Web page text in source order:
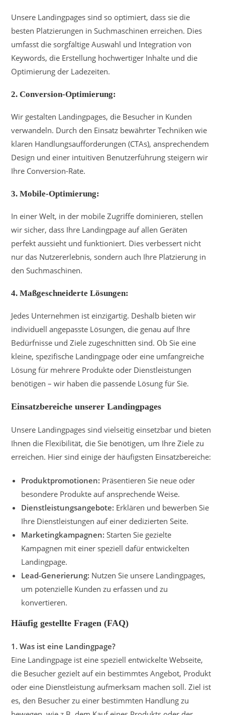
Unsere Landingpages sind so optimiert, dass sie die
besten Platzierungen in Suchmaschinen erreichen. Dies
umfasst die sorgfältige Auswahl und Integration von
Keywords, die Erstellung hochwertiger Inhalte und die
Optimierung der Ladezeiten.
2. Conversion-Optimierung:
Wir gestalten Landingpages, die Besucher in Kunden
verwandeln. Durch den Einsatz bewährter Techniken wie
klaren Handlungsaufforderungen (CTAs), ansprechendem
Design und einer intuitiven Benutzerführung steigern wir
Ihre Conversion-Rate.
3. Mobile-Optimierung:
In einer Welt, in der mobile Zugriffe dominieren, stellen
wir sicher, dass Ihre Landingpage auf allen Geräten
perfekt aussieht und funktioniert. Dies verbessert nicht
nur das Nutzererlebnis, sondern auch Ihre Platzierung in
den Suchmaschinen.
4. Maßgeschneiderte Lösungen:
Jedes Unternehmen ist einzigartig. Deshalb bieten wir
individuell angepasste Lösungen, die genau auf Ihre
Bedürfnisse und Ziele zugeschnitten sind. Ob Sie eine
kleine, spezifische Landingpage oder eine umfangreiche
Lösung für mehrere Produkte oder Dienstleistungen
benötigen – wir haben die passende Lösung für Sie.
Einsatzbereiche unserer Landingpages
Unsere Landingpages sind vielseitig einsetzbar und bieten
Ihnen die Flexibilität, die Sie benötigen, um Ihre Ziele zu
erreichen. Hier sind einige der häufigsten Einsatzbereiche:
Produktpromotionen: Präsentieren Sie neue oder
besondere Produkte auf ansprechende Weise.
Dienstleistungsangebote: Erklären und bewerben Sie
Ihre Dienstleistungen auf einer dedizierten Seite.
Marketingkampagnen: Starten Sie gezielte
Kampagnen mit einer speziell dafür entwickelten
Landingpage.
Lead-Generierung: Nutzen Sie unsere Landingpages,
um potenzielle Kunden zu erfassen und zu
konvertieren.
Häufig gestellte Fragen (FAQ)
1. Was ist eine Landingpage?
Eine Landingpage ist eine speziell entwickelte Webseite,
die Besucher gezielt auf ein bestimmtes Angebot, Produkt
oder eine Dienstleistung aufmerksam machen soll. Ziel ist
es, den Besucher zu einer bestimmten Handlung zu